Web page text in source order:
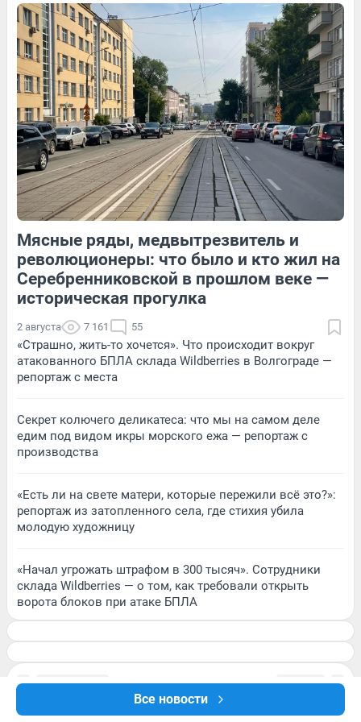
Все новости
20 1
14 Обсудить 274 2
59 Обсудить 13 Обсудить
Мясные ряды, медвытрезвитель и
революционеры: что было и кто жил на
Серебренниковской в прошлом веке —
историческая прогулка
2 августа 7 161 55
«Страшно, жить-то хочется». Что происходит вокруг
атакованного БПЛА склада Wildberries в Волгограде —
репортаж с места
Секрет колючего деликатеса: что мы на самом деле
едим под видом икры морского ежа — репортаж с
производства
«Есть ли на свете матери, которые пережили всё это?»:
репортаж из затопленного села, где стихия убила
молодую художницу
«Начал угрожать штрафом в 300 тысяч». Сотрудники
склада Wildberries — о том, как требовали открыть
ворота блоков при атаке БПЛА